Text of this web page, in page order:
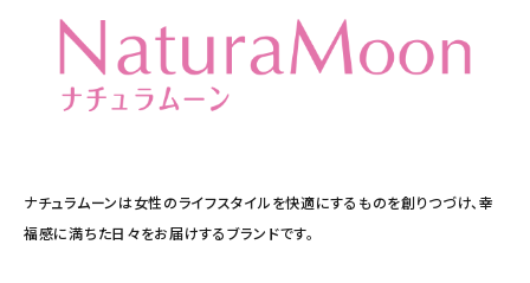
ナチュラムーンは女性のライフスタイルを快適にするものを創りつづけ、幸
福感に満ちた日々をお届けするブランドです。